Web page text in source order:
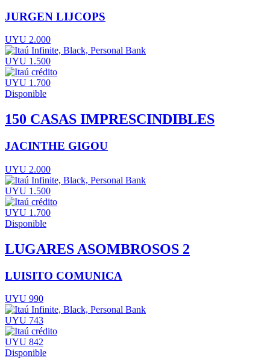
JURGEN LIJCOPS
UYU 2.000
UYU 1.500
UYU 1.700
Disponible
150 CASAS IMPRESCINDIBLES
JACINTHE GIGOU
UYU 2.000
UYU 1.500
UYU 1.700
Disponible
LUGARES ASOMBROSOS 2
LUISITO COMUNICA
UYU 990
UYU 743
UYU 842
Disponible